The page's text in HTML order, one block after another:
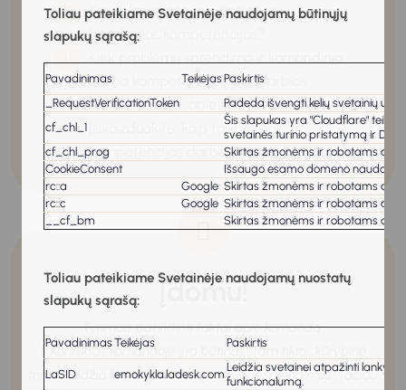
Toliau pateikiame Svetainėje naudojamų būtinųjų
slapukų sąrašą:
Pavadinimas TeikėjasPaskirtis
_RequestVerificationToken
Padeda išvengti kelių svetainių
cf_chl_1
Šis slapukas yra "Cloudflare"
svetainės turinio pristatymą ir
cf_chl_prog
Skirtas žmonėms ir robotams
CookieConsent
Išsaugo esamo domeno
rc::a
Google Skirtas žmonėms ir robotams
rc::c
Google Skirtas žmonėms ir robotams
__cf_bm
Skirtas žmonėms ir robotams
Toliau pateikiame Svetainėje naudojamų nuostatų
slapukų sąrašą:
PavadinimasTeikėjas Paskirtis
LaSID emokykla.ladesk.com
Leidžia svetainei atpažinti
funkcionalumą.
Kaip planuojate tobulinti savo
bendrąsias kompetencijas?
darbo kompetencijos yra svarbios
karjeros srityje, apie kurią svajojate?
Įsivaizduokite, kaip taikote šias
kompetencijas darbo vietoje.
Įdomu!
Tyrimais patvirtinti faktai apie komandą:
1. Konfliktas komandoje yra būtinas. Tam tikra „kūrybinė
trintis“ leidžia komandai rasti geriausius sprendimus. Tačiau